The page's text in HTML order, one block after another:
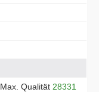
Max. Qualität 28331